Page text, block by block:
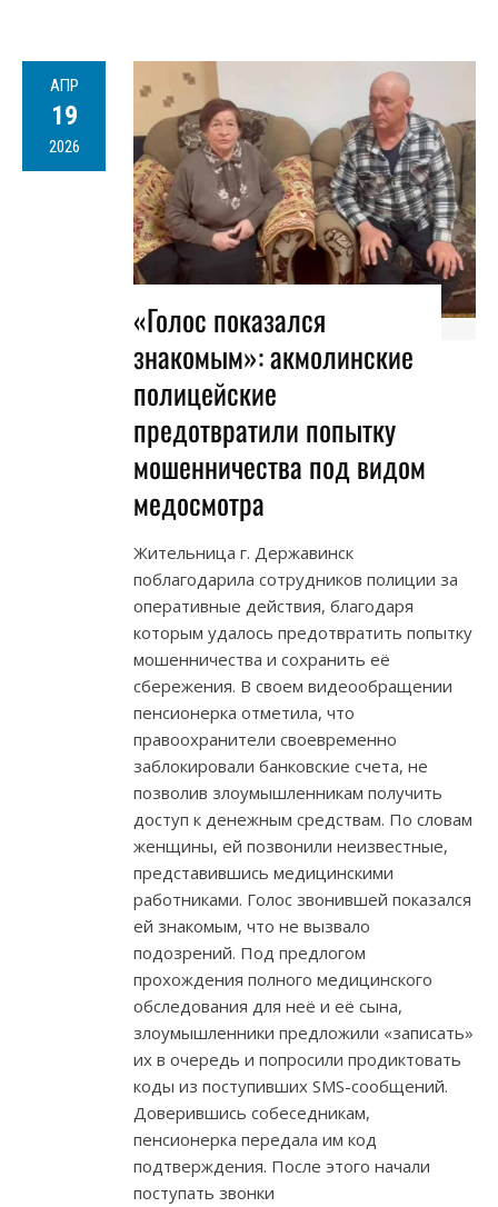
АПР
19
2026
«Голос показался
знакомым»: акмолинские
полицейские
предотвратили попытку
мошенничества под видом
медосмотра
Жительница г. Державинск
поблагодарила сотрудников полиции за
оперативные действия, благодаря
которым удалось предотвратить попытку
мошенничества и сохранить её
сбережения. В своем видеообращении
пенсионерка отметила, что
правоохранители своевременно
заблокировали банковские счета, не
позволив злоумышленникам получить
доступ к денежным средствам. По словам
женщины, ей позвонили неизвестные,
представившись медицинскими
работниками. Голос звонившей показался
ей знакомым, что не вызвало
подозрений. Под предлогом
прохождения полного медицинского
обследования для неё и её сына,
злоумышленники предложили «записать»
их в очередь и попросили продиктовать
коды из поступивших SMS-сообщений.
Доверившись собеседникам,
пенсионерка передала им код
подтверждения. После этого начали
поступать звонки